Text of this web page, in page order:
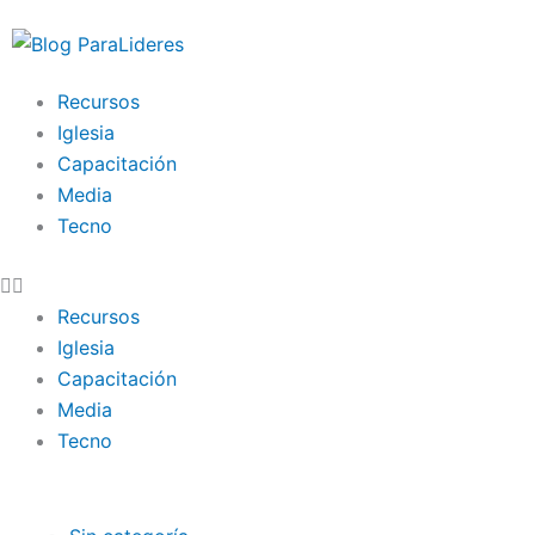
al
Recursos
Iglesia
Capacitación
Media
Tecno
Recursos
Iglesia
Capacitación
Media
Tecno